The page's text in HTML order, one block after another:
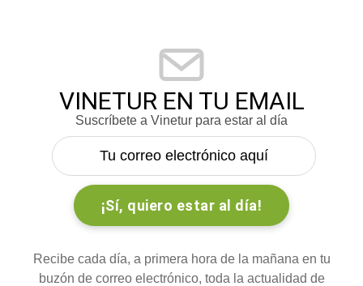
VINETUR EN TU EMAIL
Suscríbete a Vinetur para estar al día
Recibe cada día, a primera hora de la mañana en tu
buzón de correo electrónico, toda la actualidad de